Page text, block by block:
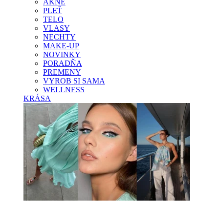
AKNÉ
PLEŤ
TELO
VLASY
NECHTY
MAKE-UP
NOVINKY
PORADŇA
PREMENY
VYROB SI SAMA
WELLNESS
KRÁSA